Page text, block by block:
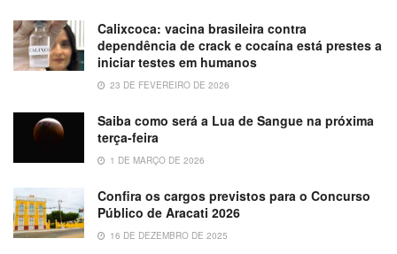
Calixcoca: vacina brasileira contra
dependência de crack e cocaína está prestes a
iniciar testes em humanos
23 DE FEVEREIRO DE 2026
Saiba como será a Lua de Sangue na próxima
terça-feira
1 DE MARÇO DE 2026
Confira os cargos previstos para o Concurso
Público de Aracati 2026
16 DE DEZEMBRO DE 2025